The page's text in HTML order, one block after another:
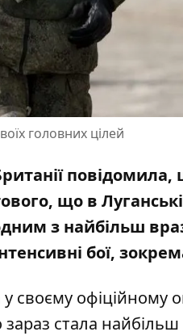
головних цілей
що в
з найбільш
бої,
своєму офіційному
стала